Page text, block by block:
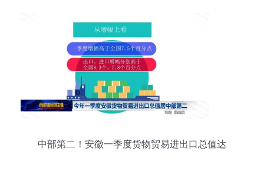
中部第二！安徽一季度货物贸易进出口总值达